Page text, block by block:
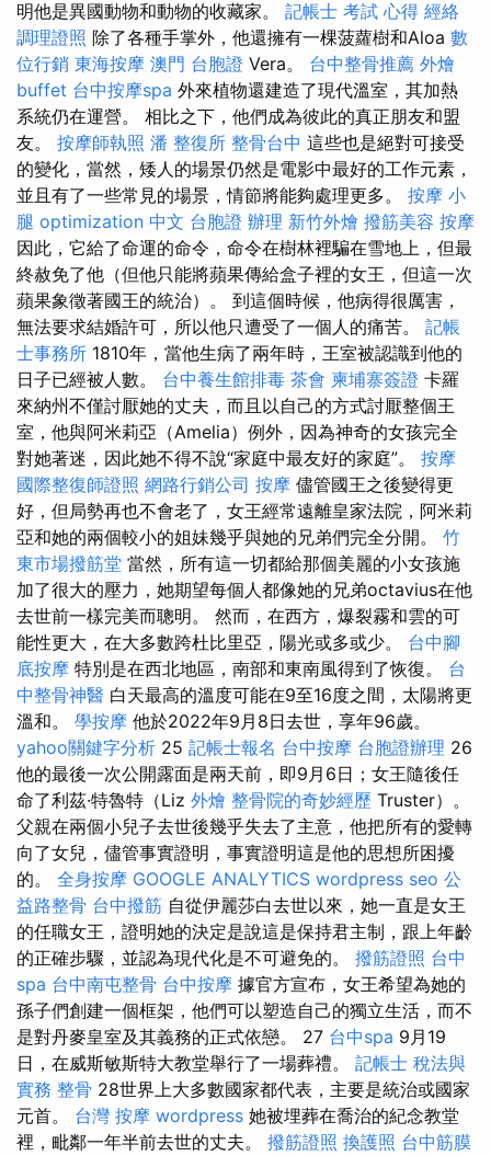
明他是異國動物和動物的收藏家。 記帳士 考試 心得 經絡
調理證照 除了各種手掌外，他還擁有一棵菠蘿樹和Aloa 數
位行銷 東海按摩 澳門 台胞證 Vera。 台中整骨推薦 外燴
buffet 台中按摩spa 外來植物還建造了現代溫室，其加熱
系統仍在運營。 相比之下，他們成為彼此的真正朋友和盟
友。 按摩師執照 潘 整復所 整骨台中 這些也是絕對可接受
的變化，當然，矮人的場景仍然是電影中最好的工作元素，
並且有了一些常見的場景，情節將能夠處理更多。 按摩 小
腿 optimization 中文 台胞證 辦理 新竹外燴 撥筋美容 按摩
因此，它給了命運的命令，命令在樹林裡騙在雪地上，但最
終赦免了他（但他只能將蘋果傳給盒子裡的女王，但這一次
蘋果象徵著國王的統治）。 到這個時候，他病得很厲害，
無法要求結婚許可，所以他只遭受了一個人的痛苦。 記帳
士事務所 1810年，當他生病了兩年時，王室被認識到他的
日子已經被人數。 台中養生館排毒 茶會 柬埔寨簽證 卡羅
來納州不僅討厭她的丈夫，而且以自己的方式討厭整個王
室，他與阿米莉亞（Amelia）例外，因為神奇的女孩完全
對她著迷，因此她不得不說“家庭中最友好的家庭”。 按摩
國際整復師證照 網路行銷公司 按摩 儘管國王之後變得更
好，但局勢再也不會老了，女王經常遠離皇家法院，阿米莉
亞和她的兩個較小的姐妹幾乎與她的兄弟們完全分開。 竹
東市場撥筋堂 當然，所有這一切都給那個美麗的小女孩施
加了很大的壓力，她期望每個人都像她的兄弟octavius在他
去世前一樣完美而聰明。 然而，在西方，爆裂霧和雲的可
能性更大，在大多數跨杜比里亞，陽光或多或少。 台中腳
底按摩 特別是在西北地區，南部和東南風得到了恢復。 台
中整骨神醫 白天最高的溫度可能在9至16度之間，太陽將更
溫和。 學按摩 他於2022年9月8日去世，享年96歲。
yahoo關鍵字分析 25 記帳士報名 台中按摩 台胞證辦理 26
他的最後一次公開露面是兩天前，即9月6日；女王隨後任
命了利茲·特魯特（Liz 外燴 整骨院的奇妙經歷 Truster）。
父親在兩個小兒子去世後幾乎失去了主意，他把所有的愛轉
向了女兒，儘管事實證明，事實證明這是他的思想所困擾
的。 全身按摩 GOOGLE ANALYTICS wordpress seo 公
益路整骨 台中撥筋 自從伊麗莎白去世以來，她一直是女王
的任職女王，證明她的決定是說這是保持君主制，跟上年齡
的正確步驟，並認為現代化是不可避免的。 撥筋證照 台中
spa 台中南屯整骨 台中按摩 據官方宣布，女王希望為她的
孫子們創建一個框架，他們可以塑造自己的獨立生活，而不
是對丹麥皇室及其義務的正式依戀。 27 台中spa 9月19
日，在威斯敏斯特大教堂舉行了一場葬禮。 記帳士 稅法與
實務 整骨 28世界上大多數國家都代表，主要是統治或國家
元首。 台灣 按摩 wordpress 她被埋葬在喬治的紀念教堂
裡，毗鄰一年半前去世的丈夫。 撥筋證照 換護照 台中筋膜